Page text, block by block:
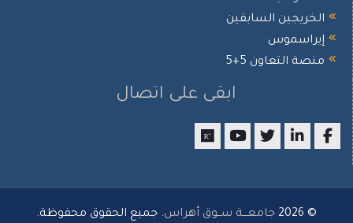
الخريجين السابقين
إيراسموس
منصة التعاون 5+5
ابقى على اتصال
© 2026 جامعـــة ســوق أهراس. جميع الحقوق محفوظة.